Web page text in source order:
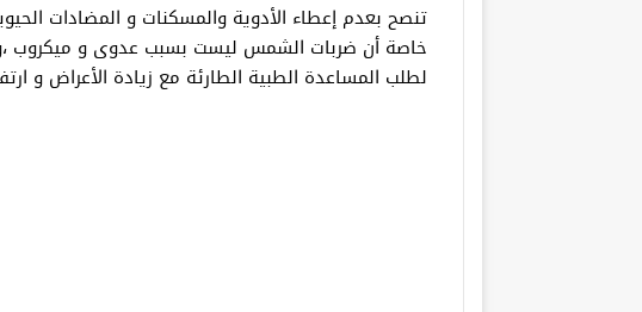
تنصح بعدم إعطاء الأدوية والمسكنات و المضادات
خاصة أن ضربات الشمس ليست بسبب عدوى و ميكروب
لطلب المساعدة الطبية الطارئة مع زيادة الأعراض و